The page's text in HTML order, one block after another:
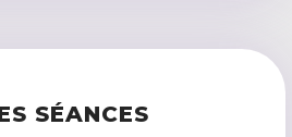
SÉANCES